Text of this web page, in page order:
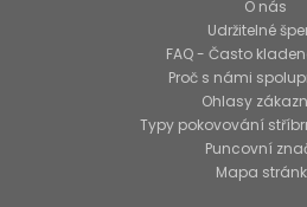
O nás
Udržitelné
FAQ - Často
Proč s námi
Ohlasy
Typy pokovování
Puncovní
Mapa